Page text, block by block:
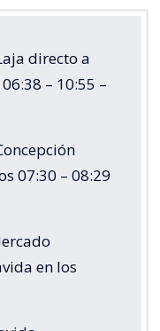
directo a
– 10:55 –
07:30 – 08:29
en los